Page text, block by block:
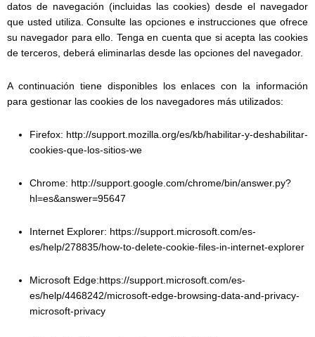
datos de navegación (incluidas las cookies) desde el navegador
que usted utiliza. Consulte las opciones e instrucciones que ofrece
su navegador para ello. Tenga en cuenta que si acepta las cookies
de terceros, deberá eliminarlas desde las opciones del navegador.
A continuación tiene disponibles los enlaces con la información
para gestionar las cookies de los navegadores más utilizados:
Firefox: http://support.mozilla.org/es/kb/habilitar-y-deshabilitar-
cookies-que-los-sitios-we
Chrome: http://support.google.com/chrome/bin/answer.py?
hl=es&answer=95647
Internet Explorer: https://support.microsoft.com/es-
es/help/278835/how-to-delete-cookie-files-in-internet-explorer
Microsoft Edge:https://support.microsoft.com/es-
es/help/4468242/microsoft-edge-browsing-data-and-privacy-
microsoft-privacy